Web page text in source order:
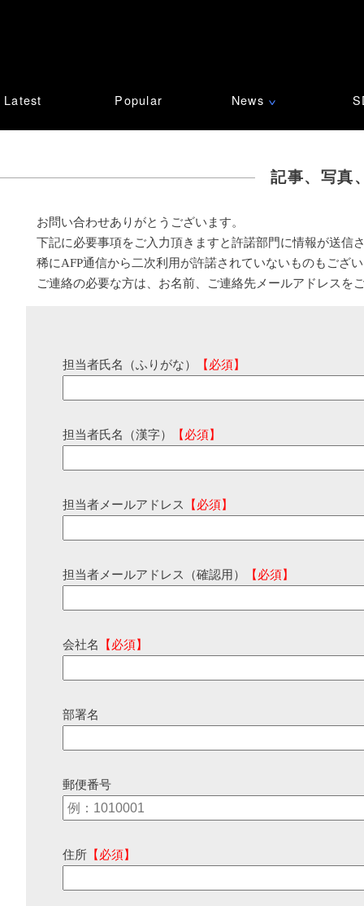
Latest Popular News ∨
記事、写真
お問い合わせありがとうございます。
下記に必要事項をご入力頂きますと許諾部門に情報が送信
稀にAFP通信から二次利用が許諾されていないものもござ
ご連絡の必要な方は、お名前、ご連絡先メールアドレスを
担当者氏名（ふりがな） 【必須】
担当者氏名（漢字） 【必須】
担当者メールアドレス 【必須】
担当者メールアドレス（確認用） 【必須】
会社名 【必須】
部署名
郵便番号
住所 【必須】